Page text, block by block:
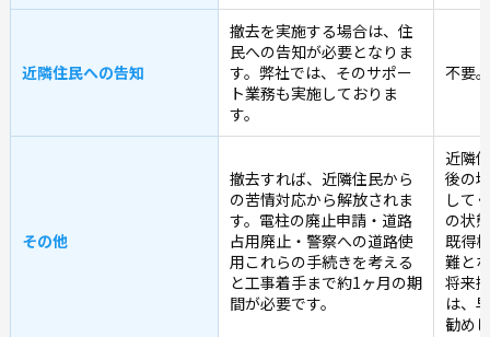
近隣住民への告知
撤去を実施する場合は、住
民への告知が必要となりま
す。弊社では、そのサポー
ト業務も実施しておりま
す。
不要。
その他
撤去すれば、近隣住民から
の苦情対応から解放されま
す。電柱の廃止申請・道路
占用廃止・警察への道路使
用これらの手続きを考える
と工事着手まで約1ヶ月の期
間が必要です。
近隣
後の
して
の状
既得
難と
将来
は、
勧め